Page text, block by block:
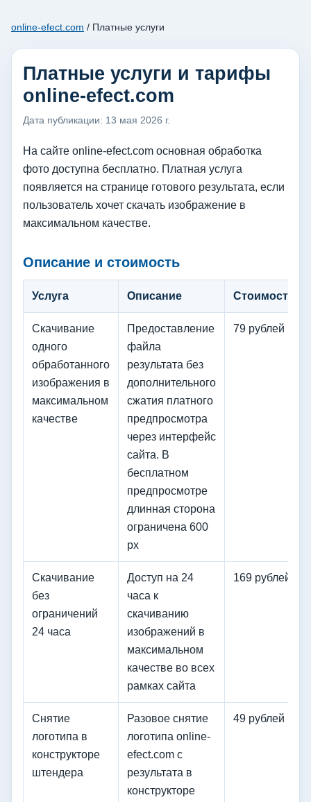
online-efect.com / Платные услуги
Платные услуги и тарифы
online-efect.com
Дата публикации: 13 мая 2026 г.
На сайте online-efect.com основная обработка
фото доступна бесплатно. Платная услуга
появляется на странице готового результата, если
пользователь хочет скачать изображение в
максимальном качестве.
Описание и стоимость
Услуга Описание Стоимость
Скачивание
одного
обработанного
изображения в
максимальном
качестве
Предоставление
файла
результата без
дополнительного
сжатия платного
предпросмотра
через интерфейс
сайта. В
бесплатном
предпросмотре
длинная сторона
ограничена 600
px
79 рублей
Скачивание
без
ограничений
24 часа
Доступ на 24
часа к
скачиванию
изображений в
максимальном
качестве во всех
рамках сайта
169 рублей
Снятие
логотипа в
конструкторе
штендера
Разовое снятие
логотипа online-
efect.com с
результата в
конструкторе
49 рублей